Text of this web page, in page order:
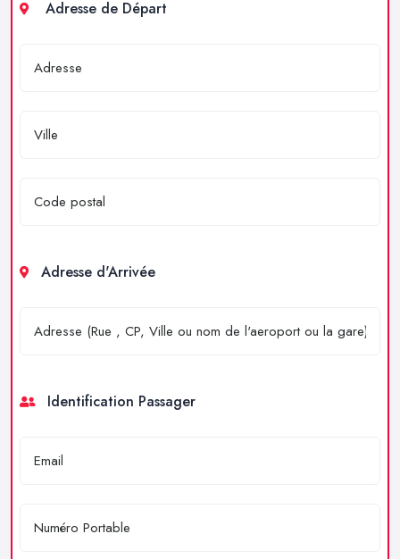
Adresse de Départ
Adresse d'Arrivée
Identification Passager